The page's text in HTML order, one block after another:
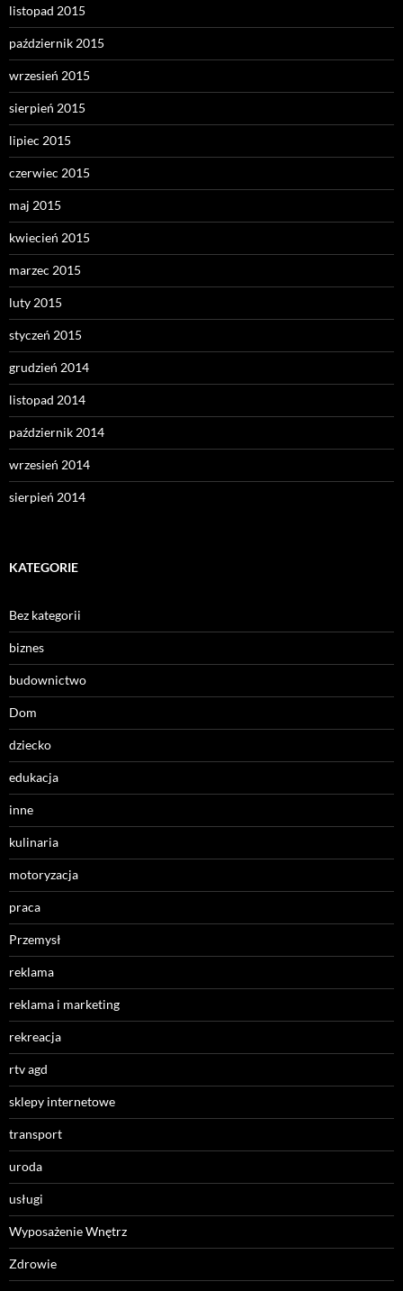
listopad 2015
październik 2015
wrzesień 2015
sierpień 2015
lipiec 2015
czerwiec 2015
maj 2015
kwiecień 2015
marzec 2015
luty 2015
styczeń 2015
grudzień 2014
listopad 2014
październik 2014
wrzesień 2014
sierpień 2014
KATEGORIE
Bez kategorii
biznes
budownictwo
Dom
dziecko
edukacja
inne
kulinaria
motoryzacja
praca
Przemysł
reklama
reklama i marketing
rekreacja
rtv agd
sklepy internetowe
transport
uroda
usługi
Wyposażenie Wnętrz
Zdrowie